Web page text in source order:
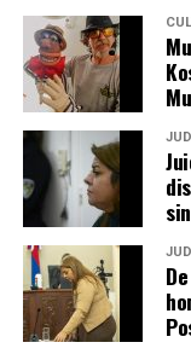
El fiscal Vladimir Glinka
Las vecinas